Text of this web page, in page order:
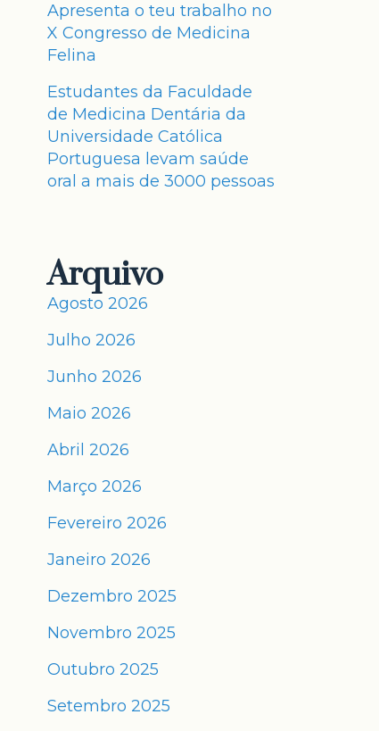
Apresenta o teu trabalho no
X Congresso de Medicina
Felina
Estudantes da Faculdade
de Medicina Dentária da
Universidade Católica
Portuguesa levam saúde
oral a mais de 3000 pessoas
Arquivo
Agosto 2026
Julho 2026
Junho 2026
Maio 2026
Abril 2026
Março 2026
Fevereiro 2026
Janeiro 2026
Dezembro 2025
Novembro 2025
Outubro 2025
Setembro 2025